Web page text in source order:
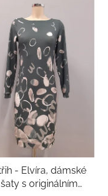
- Elvíra, dámské
šaty s originálním